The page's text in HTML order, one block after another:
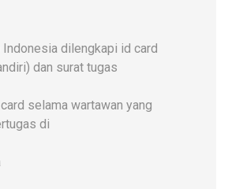
dilengkapi id card
dan surat tugas
selama wartawan yang
di